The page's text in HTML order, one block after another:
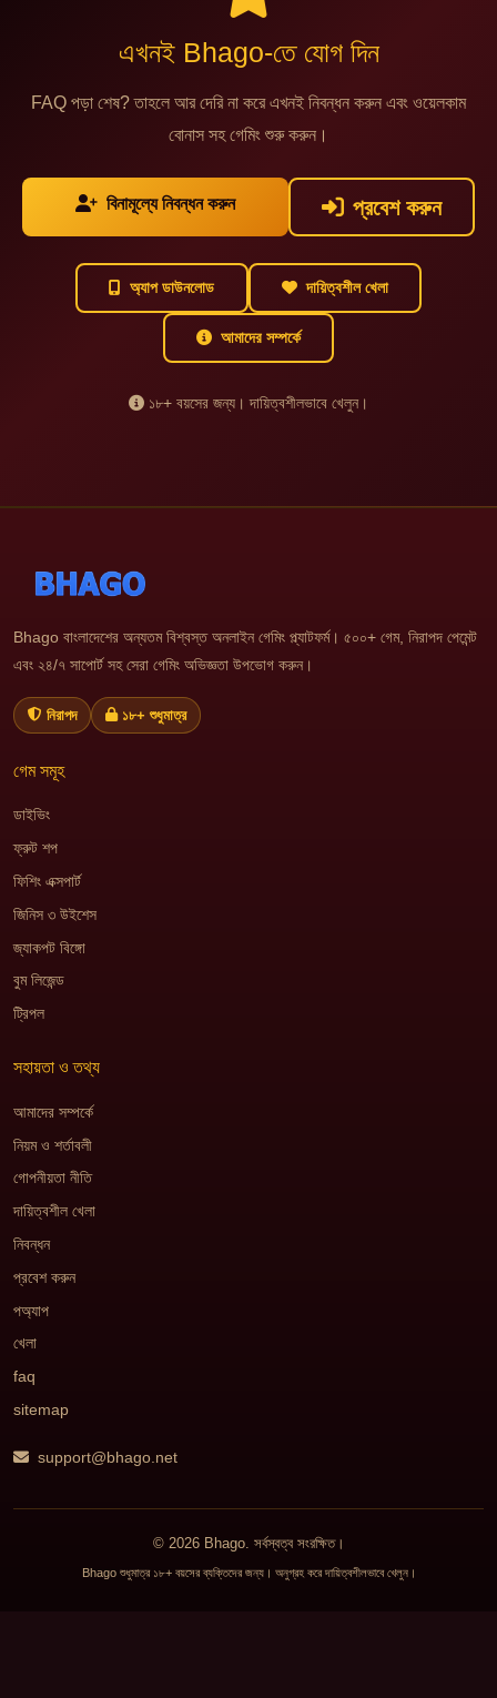
এখনই Bhago-তে যোগ দিন
FAQ পড়া শেষ? তাহলে আর দেরি না করে এখনই নিবন্ধন করুন এবং ওয়েলকাম
বোনাস সহ গেমিং শুরু করুন।
বিনামূল্যে নিবন্ধন করুন প্রবেশ করুন
অ্যাপ ডাউনলোড দায়িত্বশীল খেলা
আমাদের সম্পর্কে
১৮+ বয়সের জন্য। দায়িত্বশীলভাবে খেলুন।
Bhago বাংলাদেশের অন্যতম বিশ্বস্ত অনলাইন গেমিং প্ল্যাটফর্ম। ৫০০+ গেম, নিরাপদ পেমেন্ট
এবং ২৪/৭ সাপোর্ট সহ সেরা গেমিং অভিজ্ঞতা উপভোগ করুন।
নিরাপদ ১৮+ শুধুমাত্র
গেম সমূহ
ডাইভিং
ফ্রুট শপ
ফিশিং এক্সপার্ট
জিনিস ৩ উইশেস
জ্যাকপট বিঙ্গো
বুম লিজেন্ড
ট্রিপল
সহায়তা ও তথ্য
আমাদের সম্পর্কে
নিয়ম ও শর্তাবলী
গোপনীয়তা নীতি
দায়িত্বশীল খেলা
নিবন্ধন
প্রবেশ করুন
পঅ্যাপ
খেলা
faq
sitemap
support@bhago.net
© 2026 Bhago. সর্বস্বত্ব সংরক্ষিত।
Bhago শুধুমাত্র ১৮+ বয়সের ব্যক্তিদের জন্য। অনুগ্রহ করে দায়িত্বশীলভাবে খেলুন।